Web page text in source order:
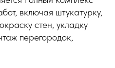
включая штукатурку,
стен, укладку
перегородок,